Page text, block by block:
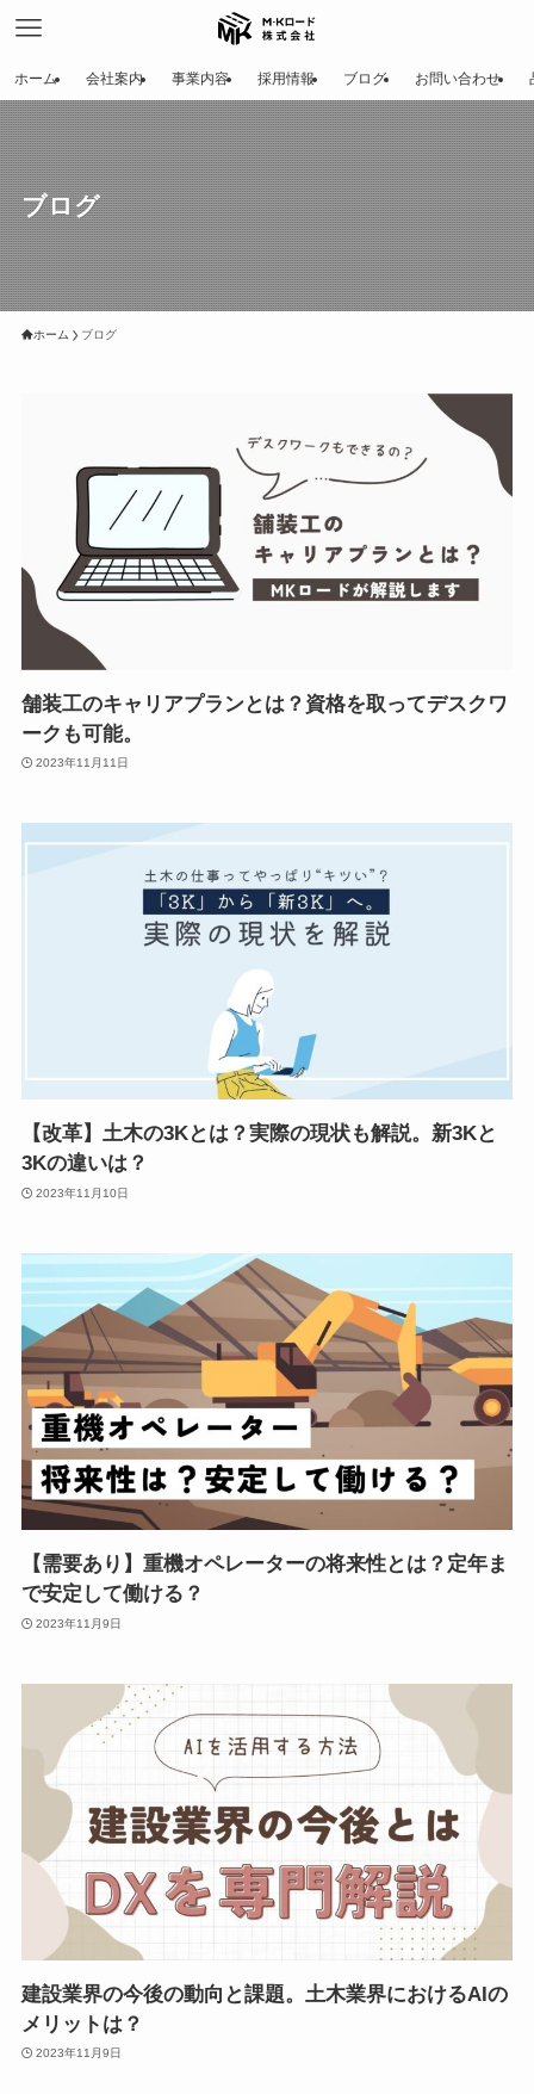
ホーム 会社案内 事業内容 採用情報 ブログ お問い合わせ
ブログ
ホーム ブログ
舗装工のキャリアプランとは？資格を取ってデスクワ
ークも可能。
2023年11月11日
【改革】土木の3Kとは？実際の現状も解説。新3Kと
3Kの違いは？
2023年11月10日
【需要あり】重機オペレーターの将来性とは？定年ま
で安定して働ける？
2023年11月9日
建設業界の今後の動向と課題。土木業界におけるAIの
メリットは？
2023年11月9日